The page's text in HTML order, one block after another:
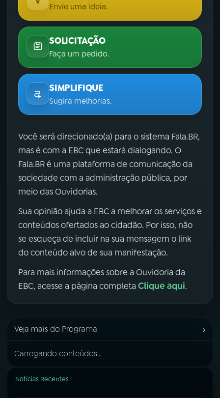
Envie uma ideia.
SOLICITAÇÃO
Faça um pedido.
SIMPLIFIQUE
Sugira melhorias.
Você será direcionado(a) para o sistema Fala.BR,
mas é com a EBC que estará dialogando. O
Fala.BR é uma plataforma de comunicação da
sociedade com a administração pública, por
meio das Ouvidorias.
Sua opinião ajuda a EBC a melhorar os serviços e
conteúdos ofertados ao cidadão. Por isso, não
se esqueça de incluir na sua mensagem o link
do conteúdo alvo de sua manifestação.
Para mais informações sobre a Ouvidoria da
EBC, acesse a página completa Clique aqui.
Veja mais do Programa ›
Carregando conteúdos...
Notícias Recentes